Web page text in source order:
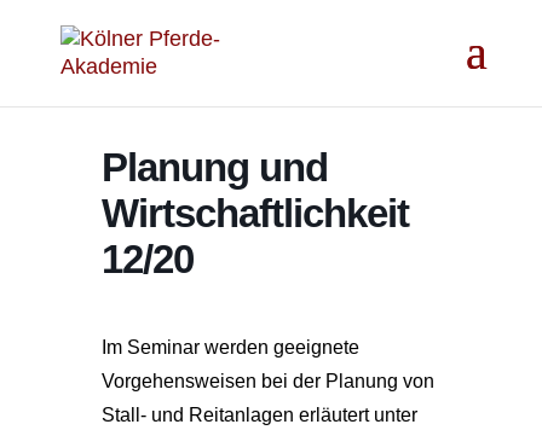
Planung und
Wirtschaftlichkeit
12/20
Im Seminar werden geeignete
Vorgehensweisen bei der Planung von
Stall- und Reitanlagen erläutert unter